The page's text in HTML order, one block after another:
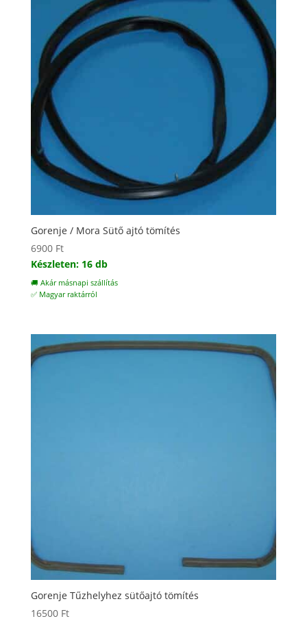
Gorenje / Mora Sütő ajtó tömítés
6900 Ft
Készleten: 16 db
🚚 Akár másnapi szállítás
✅ Magyar raktárról
Gorenje Tűzhelyhez sütőajtó tömítés
16500 Ft